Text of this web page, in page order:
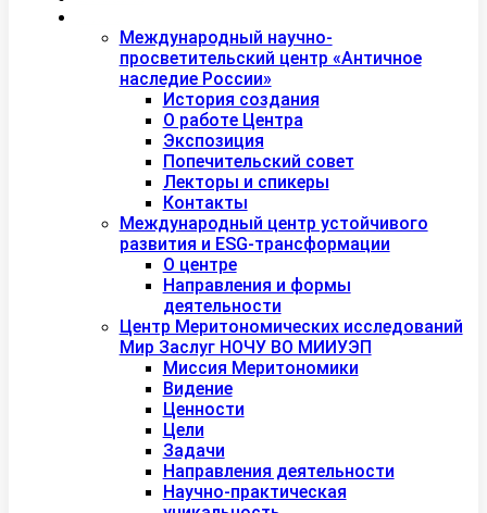
Международный научно-
просветительский центр «Античное
наследие России»
История создания
О работе Центра
Экспозиция
Попечительский совет
Лекторы и спикеры
Контакты
Международный центр устойчивого
развития и ESG-трансформации
О центре
Направления и формы
деятельности
Центр Меритономических исследований
Мир Заслуг НОЧУ ВО МИИУЭП
Миссия Меритономики
Видение
Ценности
Цели
Задачи
Направления деятельности
Научно-практическая